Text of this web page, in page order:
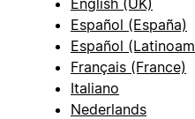
Español (España)
Español
Français (France)
Italiano
Nederlands